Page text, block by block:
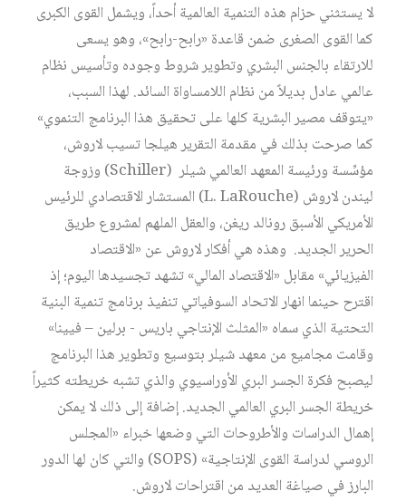
لا يستثني حزام هذه التنمية العالمية أحداً، ويشمل القوى الكبرى
كما القوى الصغرى ضمن قاعدة «رابح-رابح»، وهو يسعى
للارتقاء بالجنس البشري وتطوير شروط وجوده وتأسيس نظام
عالمي عادل بديلاً من نظام اللامساواة السائد. لهذا السبب،
«يتوقف مصير البشرية كلها على تحقيق هذا البرنامج التنموي»
كما صرحت بذلك في مقدمة التقرير هيلجا تسيب لاروش،
مؤسِّسة ورئيسة المعهد العالمي شيلر (Schiller) وزوجة
ليندن لاروش (L. LaRouche) المستشار الاقتصادي للرئيس
الأمريكي الأسبق رونالد ريغن، والعقل الملهم لمشروع طريق
الحرير الجديد. وهذه هي أفكار لاروش عن «الاقتصاد
الفيزيائي» مقابل «الاقتصاد المالي» تشهد تجسيدها اليوم؛ إذ
اقترح حينما انهار الاتحاد السوفياتي تنفيذ برنامج تنمية البنية
التحتية الذي سماه «المثلث الإنتاجي باريس - برلين – فيينا»
وقامت مجاميع من معهد شيلر بتوسيع وتطوير هذا البرنامج
ليصبح فكرة الجسر البري الأوراسيوي والذي تشبه خريطته كثيراً
خريطة الجسر البري العالمي الجديد. إضافة إلى ذلك لا يمكن
إهمال الدراسات والأطروحات التي وضعها خبراء «المجلس
الروسي لدراسة القوى الإنتاجية» (SOPS) والتي كان لها الدور
البارز في صياغة العديد من اقتراحات لاروش.